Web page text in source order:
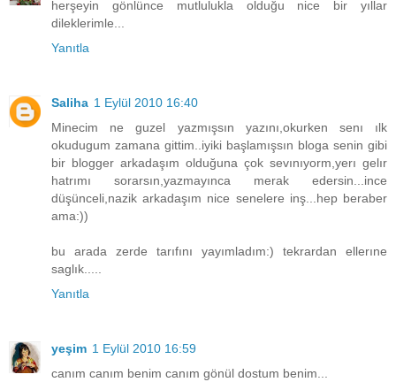
herşeyin gönlünce mutlulukla olduğu nice bir yıllar
dileklerimle...
Yanıtla
Saliha 1 Eylül 2010 16:40
Minecim ne guzel yazmışsın yazını,okurken senı ılk
okudugum zamana gittim..iyiki başlamışsın bloga senin gibi
bir blogger arkadaşım olduğuna çok sevınıyorm,yerı gelır
hatrımı sorarsın,yazmayınca merak edersin...ince
düşünceli,nazik arkadaşım nice senelere inş...hep beraber
ama:))
bu arada zerde tarıfını yayımladım:) tekrardan ellerıne
saglık.....
Yanıtla
yeşim 1 Eylül 2010 16:59
canım canım benim canım gönül dostum benim...